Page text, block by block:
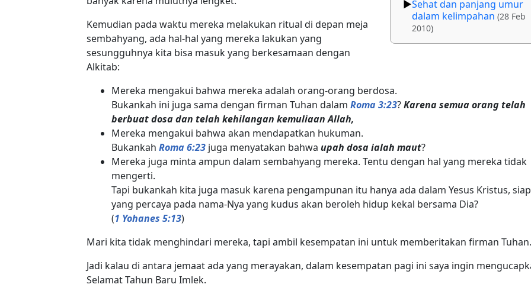
Sehat dan panjang umur
dalam kelimpahan (28 Feb
2010)
Kemudian pada waktu mereka melakukan ritual di depan meja
sembahyang, ada hal-hal yang mereka lakukan yang
sesungguhnya kita bisa masuk yang berkesamaan dengan
Alkitab:
Mereka mengakui bahwa mereka adalah orang-orang berdosa.
Bukankah ini juga sama dengan firman Tuhan dalam Roma 3:23?Karena semua orang telah
berbuat dosa dan telah kehilangan kemuliaan Allah,
Mereka mengakui bahwa akan mendapatkan hukuman.
Bukankah Roma 6:23juga menyatakan bahwa upah dosa ialah maut?
Mereka juga minta ampun dalam sembahyang mereka. Tentu dengan hal yang mereka tidak
mengerti.
Tapi bukankah kita juga masuk karena pengampunan itu hanya ada dalam Yesus Kristus,
yang percaya pada nama-Nya yang kudus akan beroleh hidup kekal bersama Dia?
(1 Yohanes 5:13)
Mari kita tidak menghindari mereka, tapi ambil kesempatan ini untuk memberitakan firman Tuhan.
Jadi kalau di antara jemaat ada yang merayakan, dalam kesempatan pagi ini saya ingin
Selamat Tahun Baru Imlek.